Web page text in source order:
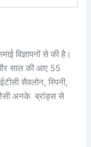
विज्ञापनों से की है।
साल की आए 55
सैवलोन, स्पिनी,
अनके ब्रांड्स से